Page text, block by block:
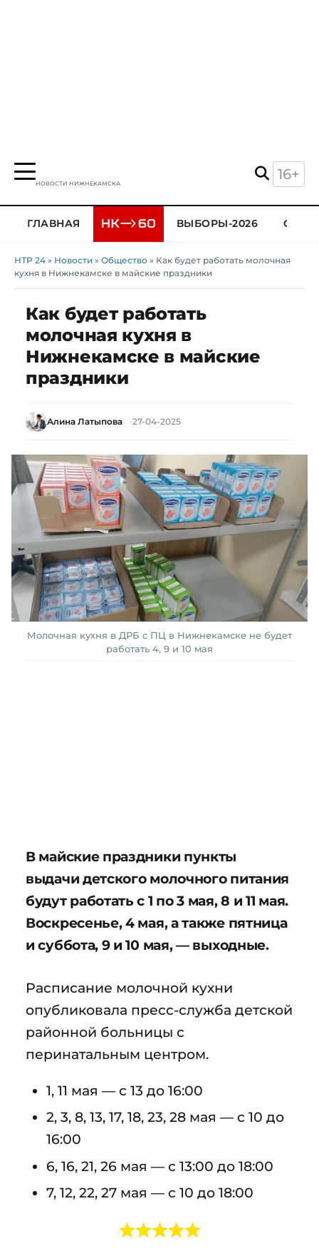
НОВОСТИ НИЖНЕКАМСКА
16+
ГЛАВНАЯ ВЫБОРЫ-2026
НТР 24 » Новости » Общество » Как будет работать молочная
кухня в Нижнекамске в майские праздники
Как будет работать
молочная кухня в
Нижнекамске в майские
праздники
Алина Латыпова 27-04-2025
Молочная кухня в ДРБ с ПЦ в Нижнекамске не будет
работать 4, 9 и 10 мая
В майские праздники пункты
выдачи детского молочного питания
будут работать с 1 по 3 мая, 8 и 11 мая.
Воскресенье, 4 мая, а также пятница
и суббота, 9 и 10 мая, — выходные.
Расписание молочной кухни
опубликовала пресс-служба детской
районной больницы с
перинатальным центром.
1, 11 мая — с 13 до 16:00
2, 3, 8, 13, 17, 18, 23, 28 мая — с 10 до
16:00
6, 16, 21, 26 мая — с 13:00 до 18:00
7, 12, 22, 27 мая — с 10 до 18:00